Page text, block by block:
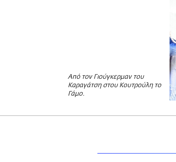
Από τον Γιούγκερμαν του
Καραγάτση στου Κουτρούλη το
Γάμο.